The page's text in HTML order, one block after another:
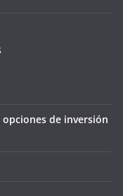
de inversión